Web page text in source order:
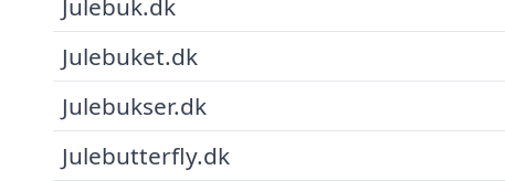
Julebuk.dk
Julebuket.dk
Julebukser.dk
Julebutterfly.dk